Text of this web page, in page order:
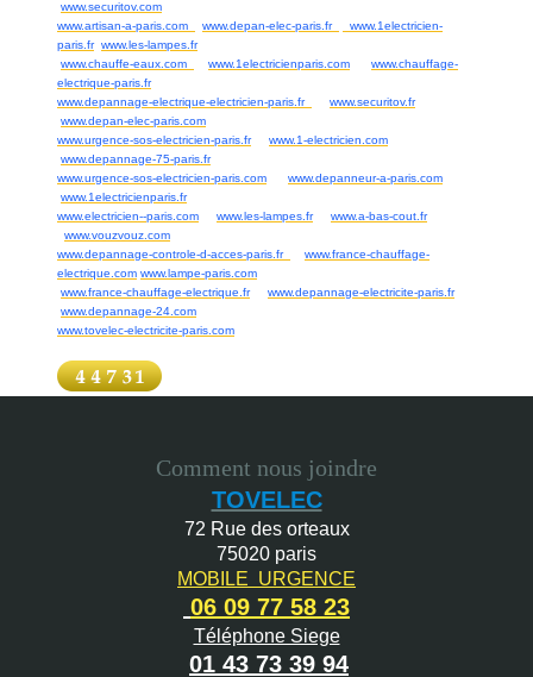
www.securitov.com
www.artisan-a-paris.com
www.depan-elec-paris.fr
www.1electricien-
paris.fr www.les-lampes.fr
www.chauffe-eaux.com
www.1electricienparis.com
www.chauffage-
electrique-paris.fr
www.depannage-electrique-electricien-paris.fr
www.securitov.fr
www.depan-elec-paris.com
www.urgence-sos-electricien-paris.fr
www.1-electricien.com
www.depannage-75-paris.fr
www.urgence-sos-electricien-paris.com
www.depanneur-a-paris.com
www.1electricienparis.fr
www.electricien--paris.com
www.les-lampes.fr
www.a-bas-cout.fr
www.vouzvouz.com
www.depannage-controle-d-acces-paris.fr
www.france-chauffage-
electrique.com www.lampe-paris.com
www.france-chauffage-electrique.fr
www.depannage-electricite-paris.fr
www.depannage-24.com
www.tovelec-electricite-paris.com
Comment nous joindre
TOVELEC
72 Rue des orteaux
75020 paris
MOBILE URGENCE
06 09 77 58 23
Téléphone Siege
01 43 73 39 94